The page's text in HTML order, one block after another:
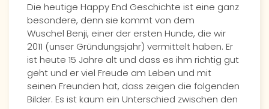
Die heutige Happy End Geschichte ist eine ganz
besondere, denn sie kommt von dem
Wuschel Benji, einer der ersten Hunde, die wir
2011 (unser Gründungsjahr) vermittelt haben. Er
ist heute 15 Jahre alt und dass es ihm richtig gut
geht und er viel Freude am Leben und mit
seinen Freunden hat, dass zeigen die folgenden
Bilder. Es ist kaum ein Unterschied zwischen den